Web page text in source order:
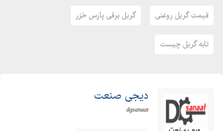
قیمت گریل روغنی گریل برقی پارس خزر
تابه گریل چیست
دیجی صنعت
dgsanaat